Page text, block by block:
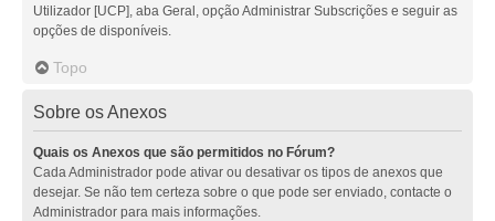
Utilizador [UCP], aba Geral, opção Administrar Subscrições e seguir as
opções de disponíveis.
Topo
Sobre os Anexos
Quais os Anexos que são permitidos no Fórum?
Cada Administrador pode ativar ou desativar os tipos de anexos que
desejar. Se não tem certeza sobre o que pode ser enviado, contacte o
Administrador para mais informações.